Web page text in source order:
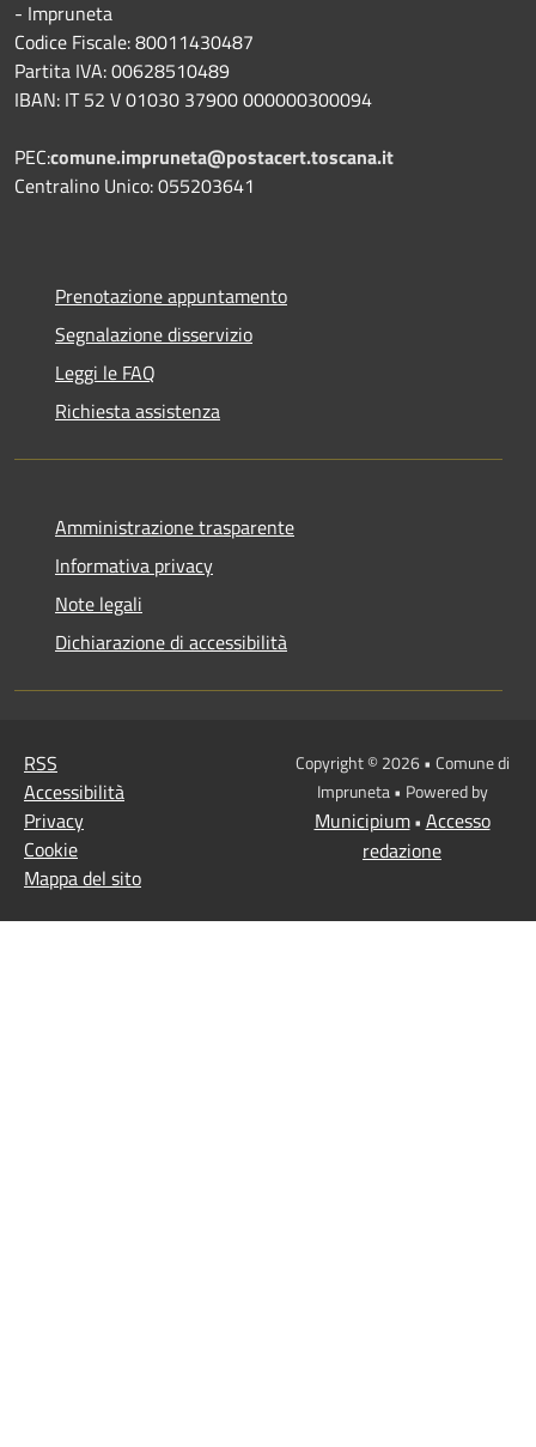
- Impruneta
Codice Fiscale: 80011430487
Partita IVA: 00628510489
IBAN: IT 52 V 01030 37900 000000300094
PEC:comune.impruneta@postacert.toscana.it
Centralino Unico: 055203641
Prenotazione appuntamento
Segnalazione disservizio
Leggi le FAQ
Richiesta assistenza
Amministrazione trasparente
Informativa privacy
Note legali
Dichiarazione di accessibilità
RSS
Accessibilità
Privacy
Cookie
Mappa del sito
Copyright © 2026 • Comune di
Impruneta • Powered by
Municipium• Accesso
redazione